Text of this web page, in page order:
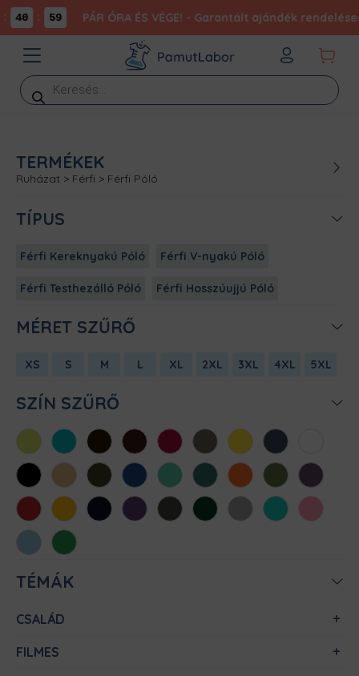
40 59 PÁR ÓRA ÉS VÉGE! - Garantált ajándék
Products
search
TERMÉKEK
Ruházat > Férfi > Férfi Póló
TÍPUS
Férfi Kereknyakú Póló Férfi V-nyakú Póló
Férfi Testhezálló Póló Férfi Hosszúujjú Póló
MÉRET SZŰRŐ
XS S M L XL 2XL 3XL 4XL 5XL
SZÍN SZŰRŐ
AlmazöldAtollkékBarnaBordóChili Cink Citromsárga
Denim
FeketeHomokKhaki KirálykékMentaMéregzöld
NarancsOliva Padlizsán
Piros SárgaSötétkékSötétlilaSötétszürke
SötétzöldSportszürke
Türkiz
Világos
rózsaszín
Világoskék
Zöld
TÉMÁK
CSALÁD
FILMES